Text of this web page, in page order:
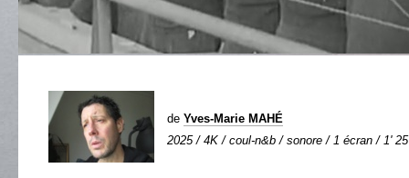
de Yves-Marie MAHÉ
2025 / 4K / coul-n&b / sonore / 1 écran / 1' 25